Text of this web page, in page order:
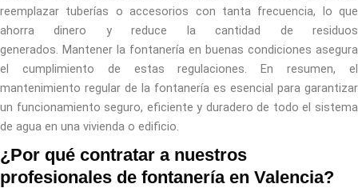
reemplazar tuberías o accesorios con tanta frecuencia, lo que
ahorra dinero y reduce la cantidad de residuos
generados. Mantener la fontanería en buenas condiciones asegura
el cumplimiento de estas regulaciones. En resumen, el
mantenimiento regular de la fontanería es esencial para garantizar
un funcionamiento seguro, eficiente y duradero de todo el sistema
de agua en una vivienda o edificio.
¿Por qué contratar a nuestros
profesionales de fontanería en Valencia?